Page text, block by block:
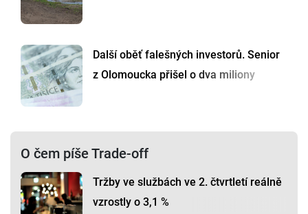
Další oběť falešných investorů. Senior
z Olomoucka přišel o dva miliony
O čem píše Trade-off
Tržby ve službách ve 2. čtvrtletí reálně
vzrostly o 3,1 %